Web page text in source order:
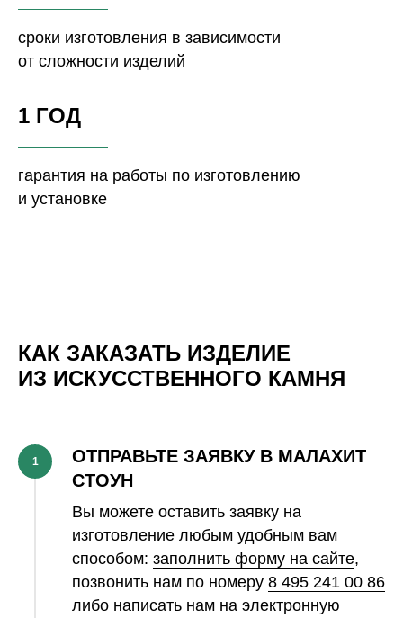
сроки изготовления в зависимости
от сложности изделий
1 ГОД
гарантия на работы по изготовлению
и установке
КАК ЗАКАЗАТЬ ИЗДЕЛИЕ
ИЗ ИСКУССТВЕННОГО КАМНЯ
1
ОТПРАВЬТЕ ЗАЯВКУ В МАЛАХИТ
СТОУН
Вы можете оставить заявку на
изготовление любым удобным вам
способом: заполнить форму на сайте,
позвонить нам по номеру 8 495 241 00 86
либо написать нам на электронную